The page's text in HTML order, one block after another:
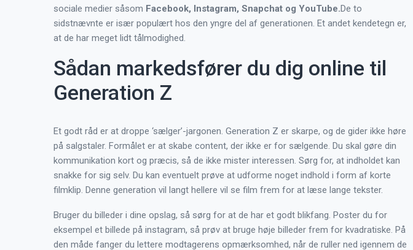
sociale medier såsom Facebook, Instagram, Snapchat og YouTube.De to
sidstnævnte er især populært hos den yngre del af generationen. Et andet kendetegn er,
at de har meget lidt tålmodighed.
Sådan markedsfører du dig online til
Generation Z
Et godt råd er at droppe ‘sælger’-jargonen. Generation Z er skarpe, og de gider ikke høre
på salgstaler. Formålet er at skabe content, der ikke er for sælgende. Du skal gøre din
kommunikation kort og præcis, så de ikke mister interessen. Sørg for, at indholdet kan
snakke for sig selv. Du kan eventuelt prøve at udforme noget indhold i form af korte
filmklip. Denne generation vil langt hellere vil se film frem for at læse lange tekster.
Bruger du billeder i dine opslag, så sørg for at de har et godt blikfang. Poster du for
eksempel et billede på instagram, så prøv at bruge høje billeder frem for kvadratiske. På
den måde fanger du lettere modtagerens opmærksomhed, når de ruller ned igennem de